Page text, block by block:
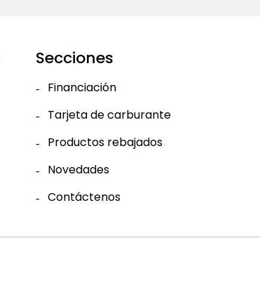
Secciones
Financiación
Tarjeta de carburante
Productos rebajados
Novedades
Contáctenos